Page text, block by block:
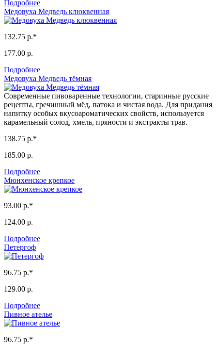
Подробнее
Медовуха Медведь клюквенная
132.75 р.*
177.00 р.
Подробнее
Медовуха Медведь тёмная
Современные пивоваренные технологии, старинные русские
рецепты, гречишный мёд, патока и чистая вода. Для придания
напитку особых вкусоароматических свойств, используется
карамельный солод, хмель, пряности и экстракты трав.
138.75 р.*
185.00 р.
Подробнее
Мюнхенское крепкое
93.00 р.*
124.00 р.
Подробнее
Петергоф
96.75 р.*
129.00 р.
Подробнее
Пивное ателье
96.75 р.*